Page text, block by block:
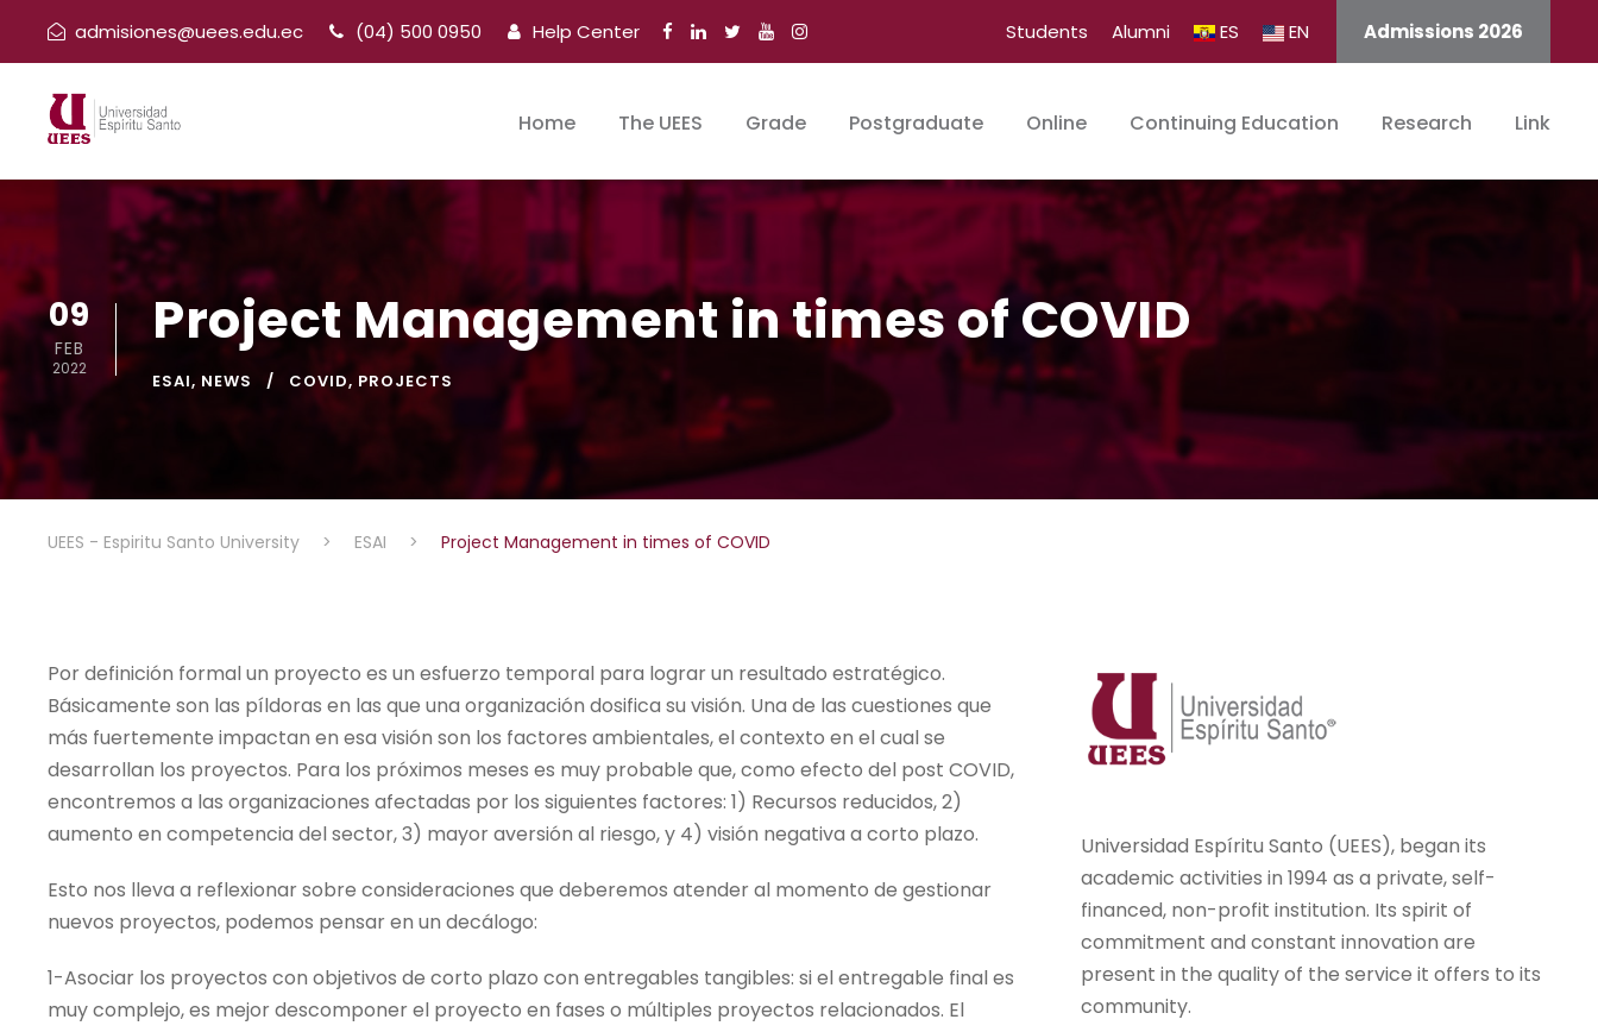
admisiones@uees.edu.ec (04) 500 0950 Help Center Students Alumni ES EN Admissions 2026
Home The UEES Grade Postgraduate Online Continuing Education Research Link
09
FEB
2022
Project Management in times of COVID
ESAI, NEWS COVID, PROJECTS
UEES - Espiritu Santo University > ESAI > Project Management in times of COVID
Por definición formal un proyecto es un esfuerzo temporal para lograr un resultado estratégico.
Básicamente son las píldoras en las que una organización dosifica su visión. Una de las cuestiones que
más fuertemente impactan en esa visión son los factores ambientales, el contexto en el cual se
desarrollan los proyectos. Para los próximos meses es muy probable que, como efecto del post COVID,
encontremos a las organizaciones afectadas por los siguientes factores: 1) Recursos reducidos, 2)
aumento en competencia del sector, 3) mayor aversión al riesgo, y 4) visión negativa a corto plazo.
Esto nos lleva a reflexionar sobre consideraciones que deberemos atender al momento de gestionar
nuevos proyectos, podemos pensar en un decálogo:
1-Asociar los proyectos con objetivos de corto plazo con entregables tangibles: si el entregable final es
muy complejo, es mejor descomponer el proyecto en fases o múltiples proyectos relacionados. El
Universidad Espíritu Santo (UEES), began its
academic activities in 1994 as a private, self-
financed, non-profit institution. Its spirit of
commitment and constant innovation are
present in the quality of the service it offers to its
community.